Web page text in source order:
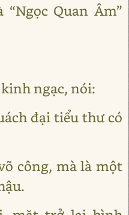
Quan Âm”
ngạc, nói:
đại tiểu thư có
công, mà là một